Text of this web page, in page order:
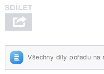
Všechny díly pořadu na